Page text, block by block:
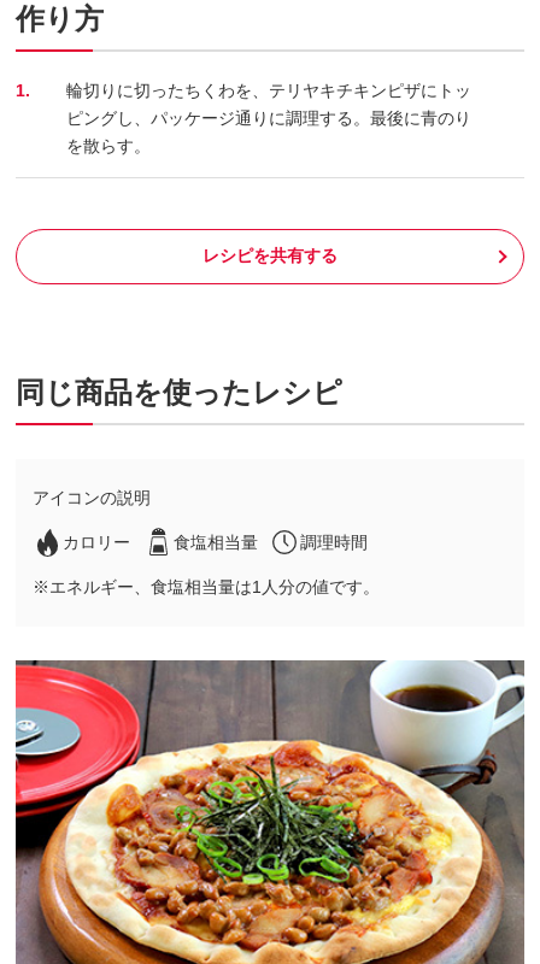
作り方
1.
輪切りに切ったちくわを、テリヤキチキンピザにトッ
ピングし、パッケージ通りに調理する。最後に青のり
を散らす。
レシピを共有する
同じ商品を使ったレシピ
アイコンの説明
カロリー 食塩相当量 調理時間
※エネルギー、食塩相当量は1人分の値です。